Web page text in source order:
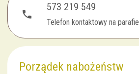
phone
573 219 549
Telefon kontaktowy na parafie
Porządek nabożeństw